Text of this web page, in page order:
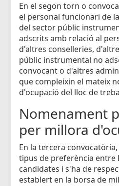
En el segon torn o
el personal funcionari de
del sector públic
adscrits amb relació al
d'altres conselleries,
públic instrumental no
convocant o d'altres
que compleixin el mateix
d'ocupació del lloc de
Nomenament
per millora
En la tercera
tipus de preferència entre
candidates i s'ha de
establert en la borsa de